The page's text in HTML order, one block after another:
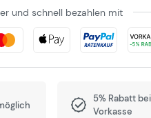
und schnell bezahlen mit
5% Rabatt
Vorkasse